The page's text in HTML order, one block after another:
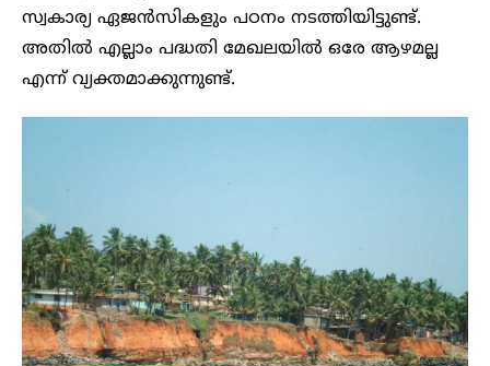
സ്വകാര്യ ഏജൻസികളും പഠനം നടത്തിയിട്ടുണ്ട്.
അതിൽ എല്ലാം പദ്ധതി മേഖലയിൽ ഒരേ ആഴമല്ല
എന്ന് വ്യക്തമാക്കുന്നുണ്ട്.